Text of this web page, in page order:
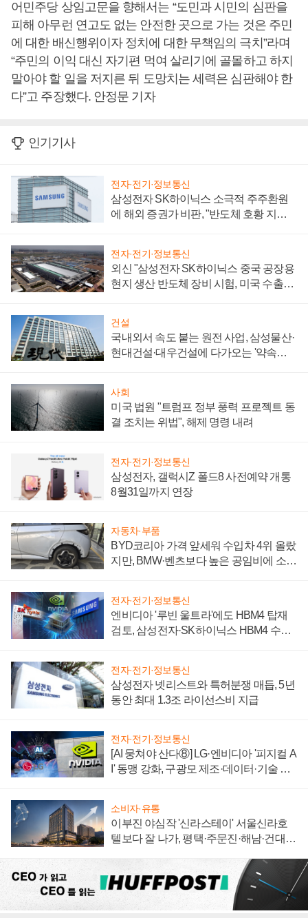
어민주당 상임고문을 향해서는 “도민과 시민의 심판을
피해 아무런 연고도 없는 안전한 곳으로 가는 것은 주민
에 대한 배신행위이자 정치에 대한 무책임의 극치”라며
“주민의 이익 대신 자기편 먹여 살리기에 골몰하고 하지
말아야 할 일을 저지른 뒤 도망치는 세력은 심판해야 한
다”고 주장했다. 안정문 기자
인기기사
전자·전기·정보통신
삼성전자 SK하이닉스 소극적 주주환원
에 해외 증권가 비판, "반도체 호황 지속
전자·전기·정보통신
외신 "삼성전자 SK하이닉스 중국 공장용
현지 생산 반도체 장비 시험, 미국 수출통
건설
국내외서 속도 붙는 원전 사업, 삼성물산·
현대건설·대우건설에 다가오는 '약속의
사회
미국 법원 "트럼프 정부 풍력 프로젝트 동
결 조치는 위법", 해제 명령 내려
전자·전기·정보통신
삼성전자, 갤럭시Z 폴드8 사전예약 개통
8월31일까지 연장
자동차·부품
BYD코리아 가격 앞세워 수입차 4위 올랐
지만, BMW·벤츠보다 높은 공임비에 소비
전자·전기·정보통신
엔비디아 '루빈 울트라'에도 HBM4 탑재
검토, 삼성전자·SK하이닉스 HBM4 수율
전자·전기·정보통신
삼성전자 넷리스트와 특허분쟁 매듭, 5년
동안 최대 1.3조 라이선스비 지급
전자·전기·정보통신
[AI 뭉쳐야 산다⑧] LG·엔비디아 '피지컬 A
I' 동맹 강화, 구광모 제조·데이터·기술 결
소비자·유통
이부진 야심작 '신라스테이' 서울신라호
텔보다 잘 나가, 평택·주문진·해남·건대로